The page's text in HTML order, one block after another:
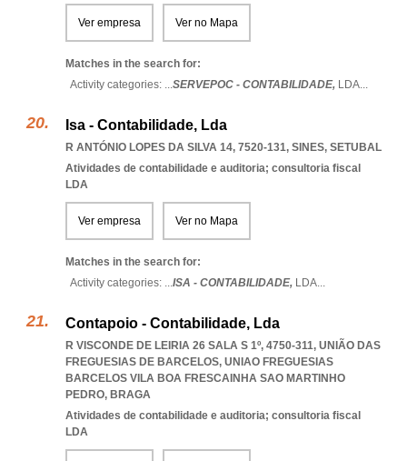
Ver empresa Ver no Mapa
Matches in the search for:
Activity categories: ...SERVEPOC - CONTABILIDADE, LDA...
Isa - Contabilidade, Lda
R ANTÓNIO LOPES DA SILVA 14, 7520-131, SINES, SETUBAL
Atividades de contabilidade e auditoria; consultoria fiscal
LDA
Ver empresa Ver no Mapa
Matches in the search for:
Activity categories: ...ISA - CONTABILIDADE, LDA...
Contapoio - Contabilidade, Lda
R VISCONDE DE LEIRIA 26 SALA S 1º, 4750-311, UNIÃO DAS
FREGUESIAS DE BARCELOS, UNIAO FREGUESIAS
BARCELOS VILA BOA FRESCAINHA SAO MARTINHO
PEDRO, BRAGA
Atividades de contabilidade e auditoria; consultoria fiscal
LDA